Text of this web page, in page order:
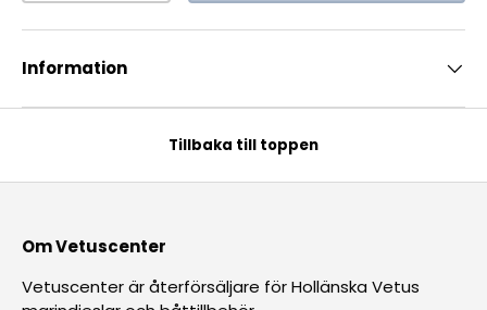
Information
Tillbaka till toppen
Om Vetuscenter
Vetuscenter är återförsäljare för Hollänska Vetus